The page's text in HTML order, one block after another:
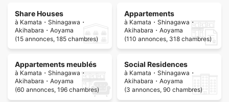
Share Houses
à Kamata・Shinagawa・
Akihabara・Aoyama
(15 annonces, 185 chambres)
Appartements
à Kamata・Shinagawa・
Akihabara・Aoyama
(110 annonces, 318 chambres)
Appartements meublés
à Kamata・Shinagawa・
Akihabara・Aoyama
(60 annonces, 196 chambres)
Social Residences
à Kamata・Shinagawa・
Akihabara・Aoyama
(3 annonces, 90 chambres)